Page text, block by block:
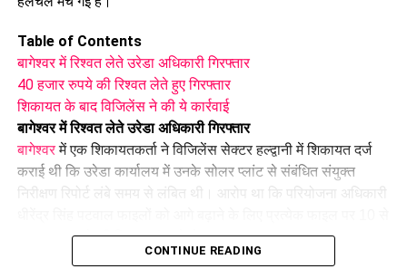
Table of Contents
बागेश्वर में रिश्वत लेते उरेडा अधिकारी गिरफ्तार
40 हजार रुपये की रिश्वत लेते हुए गिरफ्तार
शिकायत के बाद विजिलेंस ने की ये कार्रवाई
बागेश्वर में रिश्वत लेते उरेडा अधिकारी गिरफ्तार
बागेश्वरमें एक शिकायतकर्ता ने विजिलेंस सेक्टर हल्द्वानी में शिकायत दर्ज
कराई थी कि उरेडा कार्यालय में उनके सोलर प्लांट से संबंधित संयुक्त
निरीक्षण रिपोर्ट लंबे समय से लंबित थी। आरोप था कि परियोजना अधिकारी
15 हजार रुपये की रिश्वत मांग रहे थे।
CONTINUE READING